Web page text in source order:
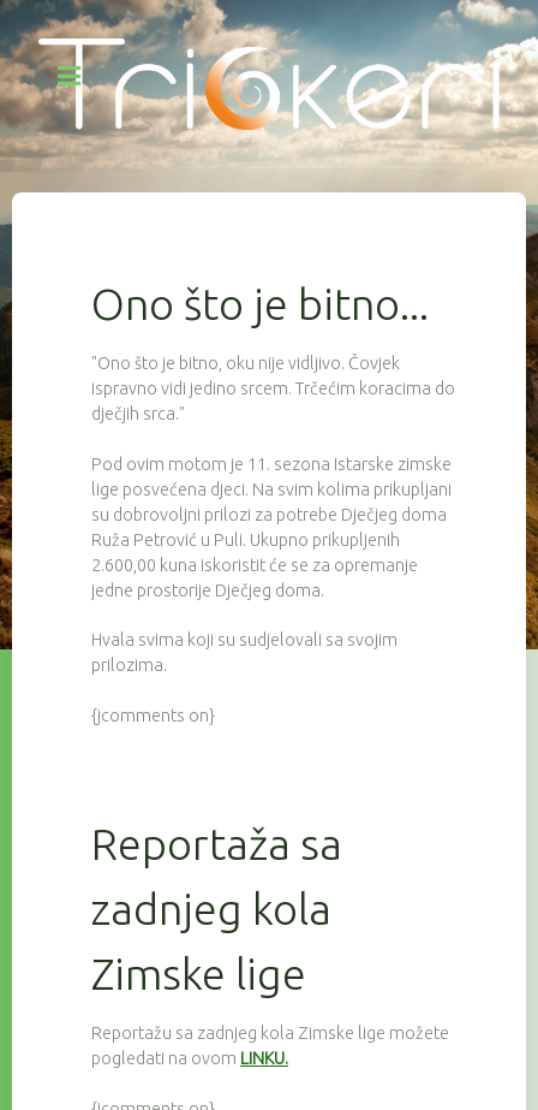
Ono što je bitno...
"Ono što je bitno, oku nije vidljivo. Čovjek
ispravno vidi jedino srcem. Trčećim koracima do
dječjih srca."
Pod ovim motom je 11. sezona Istarske zimske
lige posvećena djeci. Na svim kolima prikupljani
su dobrovoljni prilozi za potrebe Dječjeg doma
Ruža Petrović u Puli. Ukupno prikupljenih
2.600,00 kuna iskoristit će se za opremanje
jedne prostorije Dječjeg doma.
Hvala svima koji su sudjelovali sa svojim
prilozima.
{jcomments on}
Reportaža sa
zadnjeg kola
Zimske lige
Reportažu sa zadnjeg kola Zimske lige možete
pogledati na ovom LINKU.